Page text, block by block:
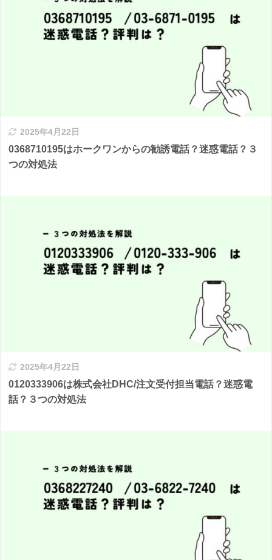
2025年4月22日
0368710195はホークワンからの勧誘電話？迷惑電話？３
つの対処法
2025年4月22日
0120333906は株式会社DHC/注文受付担当電話？迷惑電
話？３つの対処法